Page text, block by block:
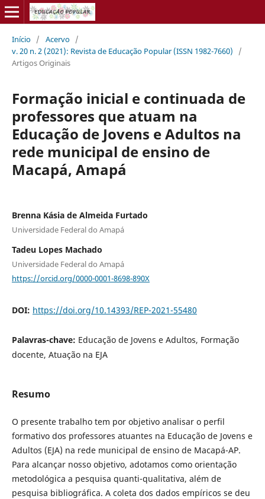
Início / Acervo /
v. 20 n. 2 (2021): Revista de Educação Popular (ISSN 1982-7660)
/
Artigos Originais
Formação inicial e continuada de
professores que atuam na
Educação de Jovens e Adultos na
rede municipal de ensino de
Macapá, Amapá
Brenna Kásia de Almeida Furtado
Universidade Federal do Amapá
Tadeu Lopes Machado
Universidade Federal do Amapá
https://orcid.org/0000-0001-8698-890X
DOI: https://doi.org/10.14393/REP-2021-55480
Palavras-chave: Educação de Jovens e Adultos, Formação
docente, Atuação na EJA
Resumo
O presente trabalho tem por objetivo analisar o perfil
formativo dos professores atuantes na Educação de Jovens e
Adultos (EJA) na rede municipal de ensino de Macapá-AP.
Para alcançar nosso objetivo, adotamos como orientação
metodológica a pesquisa quanti-qualitativa, além de
pesquisa bibliográfica. A coleta dos dados empíricos se deu